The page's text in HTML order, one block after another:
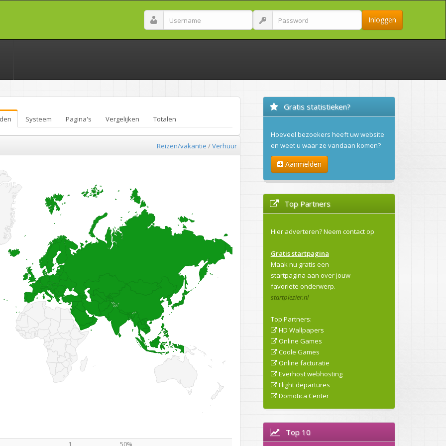
Inloggen
Systeem Pagina's Vergelijken Totalen
Reizen/vakantie /Verhuur
1
50%
Gratis statistieken?
Hoeveel bezoekers heeft uw website
en weet u waar ze vandaan komen?
Aanmelden
Top Partners
Hier adverteren?Neem contact op
Gratis startpagina
Maak nu gratis een
startpagina aan over jouw
favoriete onderwerp.
startplezier.nl
Top Partners:
HD Wallpapers
Online Games
Coole Games
Online facturatie
Everhost webhosting
Flight departures
Domotica Center
Top 10